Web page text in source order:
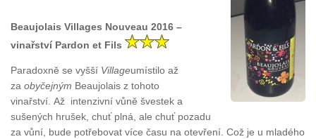
Beaujolais Villages Nouveau 2016 –
vinařství Pardon et Fils
Paradoxně se vyšší Villageumístilo až
za obyčejným Beaujolais z tohoto
vinařství. Až intenzivní vůně švestek a
sušených hrušek, chuť plná, ale chuť pozadu
za vůní, bude potřebovat více času na otevření. Což je u mladého